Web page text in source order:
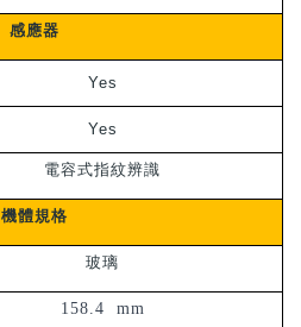
感應器
Yes
Yes
電容式指紋辨識
機體規格
玻璃
158.4 mm